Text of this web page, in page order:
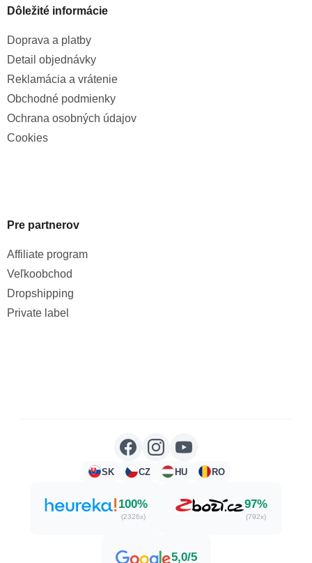
Dôležité informácie
Doprava a platby
Detail objednávky
Reklamácia a vrátenie
Obchodné podmienky
Ochrana osobných údajov
Cookies
Pre partnerov
Affiliate program
Veľkoobchod
Dropshipping
Private label
SK CZ HU RO
100%
(2326x)
97%
(792x)
5,0/5